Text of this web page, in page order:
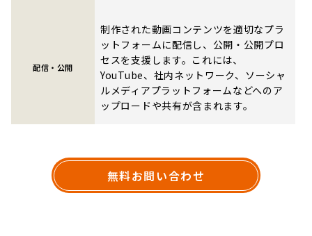
配信・公開
制作された動画コンテンツを適切なプラ
ットフォームに配信し、公開・公開プロ
セスを支援します。これには、
YouTube、社内ネットワーク、ソーシャ
ルメディアプラットフォームなどへのア
ップロードや共有が含まれます。
無料お問い合わせ